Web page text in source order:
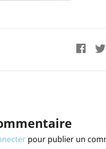
pour publier un